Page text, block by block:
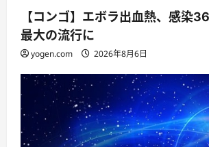
【コンゴ】エボラ出血熱、感染
最大の流行に
yogen.com 2026年8月6日